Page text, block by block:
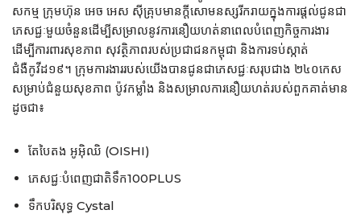
សកម្ម ក្រុមហ៊ុន អេច អេស ស៊ីគ្រុបមានក្ដីសោមនស្សរីករាយក្នុងការផ្ដល់ជូនជា
ភេសជ្ជៈមួយចំនួនដើម្បីសម្រាលនូវការនឿយហត់នាពេលបំពេញកិច្ចការងារ
ដើម្បីការពារសុខភាព សុវត្ថិភាពរបស់ប្រជាជនកម្ពុជា និងការទប់ស្កាត់
ជំងឺកូវីដ១៩។ ក្រុមការងាររបស់យើងបានជូនជាភេសជ្ជៈសរុបជាង​ ២៤០កេស
សម្រាប់ជំនួយសុខភាព ប៉ូវកម្លាំង និងសម្រាលការនឿយហត់របស់ពួកគាត់មាន
ដូចជា៖
តែបៃតង អូអ៊ិឈិ (OISHI)
ភេសជ្ជៈបំពេញជាតិទឹក100PLUS
ទឹកបរិសុទ្ធ Cystal